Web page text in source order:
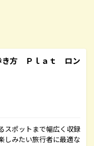
き方 Ｐｌａｔ ロン
スポットまで幅広く収録
しみたい旅行者に最適な